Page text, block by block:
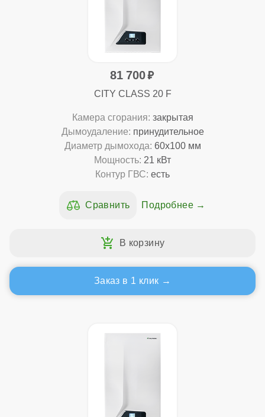
81 700
CITY CLASS 20 F
Камера сгорания: закрытая
Дымоудаление: принудительное
Диаметр дымохода: 60x100 мм
Мощность: 21 кВт
Контур ГВС: есть
Подробнее
Заказ в 1 клик